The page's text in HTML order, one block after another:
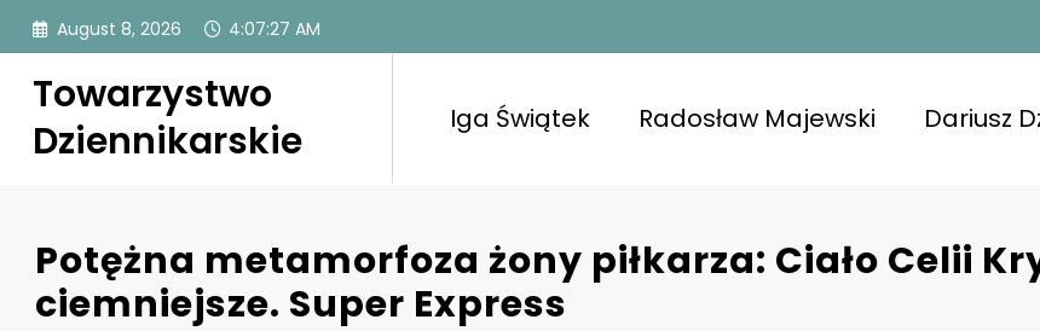
Skip
content
August 8, 2026 4:07:27 AM
Towarzystwo
Dziennikarskie
Iga Świątek Radosław Majewski Dariusz
Potężna metamorfoza żony piłkarza: Ciało Celii
ciemniejsze. Super Express